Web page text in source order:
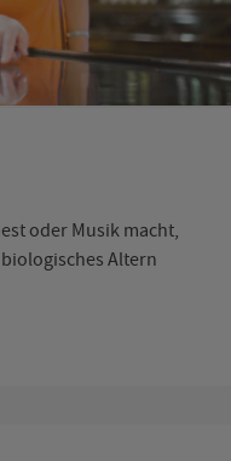
oder Musik macht,
Altern